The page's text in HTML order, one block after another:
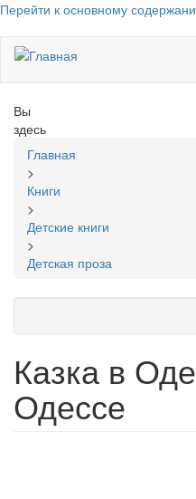
Перейти к основному
Вы
здесь
Главная
>
Книги
>
Детские книги
>
Детская проза
Казка в
Одессе